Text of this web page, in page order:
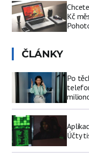
Kč
ČLÁNKY
Po
Účty